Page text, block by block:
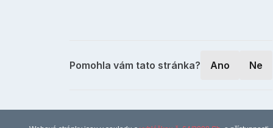
Pomohla vám tato stránka? Ano Ne